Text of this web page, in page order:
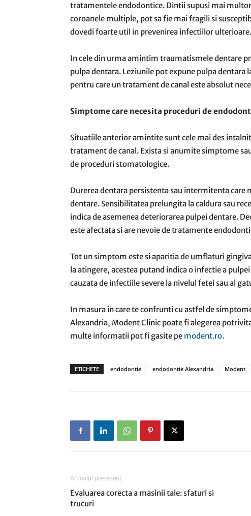
tratamentele endodontice. Dintii supusi mai
coroanele multiple, pot sa fie mai fragili si
dovedi foarte util in prevenirea infectiilor ulterioare.
In cele din urma amintim traumatismele dentare
pulpa dentara. Leziunile pot expune pulpa
pentru care un tratament de canal este absolut
Simptome care necesita proceduri de
Situatiile anterior amintite sunt cele mai des
tratament de canal. Exista si anumite simptome
de proceduri stomatologice.
Durerea dentara persistenta sau intermitenta care
dentare. Sensibilitatea prelungita la caldura sau
indica de asemenea deteriorarea pulpei dentare.
este afectata si are nevoie de tratamente
Tot un simptom este si aparitia de umflaturi
la atingere, acestea putand indica o infectie a
cauzata de infectiile severe la nivelul fetei sau al
In masura in care te confrunti cu astfel de
Alexandria, Modent Clinic poate fi alegerea
multe informatii pot fi gasite pe modent.ro.
ETICHETE endodontie endodontie Alexandria Modent
Articolul precedent
Evaluarea corecta a masinii tale: sfaturi si
trucuri